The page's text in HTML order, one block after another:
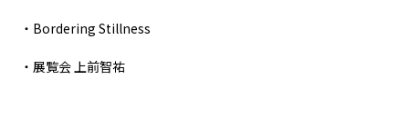
・Bordering Stillness
・展覧会 上前智祐